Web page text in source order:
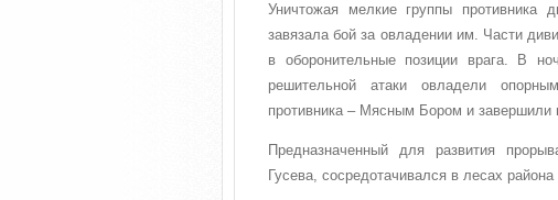
Уничтожая мелкие группы
завязала бой за овладении им. Части
в оборонительные позиции врага. В
решительной атаки овладели
противника – Мясным Бором и завершили
Предназначенный для развития
Гусева, сосредотачивался в лесах